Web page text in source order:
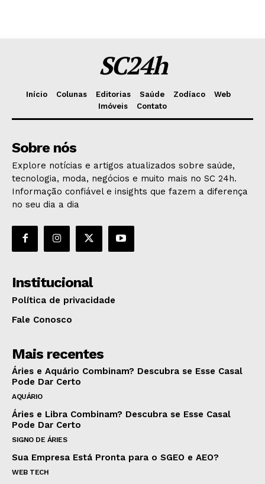
SC24h
Início Colunas Editorias Saúde Zodíaco
Web
Imóveis
Contato
Sobre nós
Explore notícias e artigos atualizados sobre saúde,
tecnologia, moda, negócios e muito mais no SC 24h.
Informação confiável e insights que fazem a diferença
no seu dia a dia
Institucional
Política de privacidade
Fale Conosco
Mais recentes
Áries e Aquário Combinam? Descubra se Esse Casal
Pode Dar Certo
AQUÁRIO
Áries e Libra Combinam? Descubra se Esse Casal
Pode Dar Certo
SIGNO DE ÁRIES
Sua Empresa Está Pronta para o SGEO e AEO?
WEB TECH